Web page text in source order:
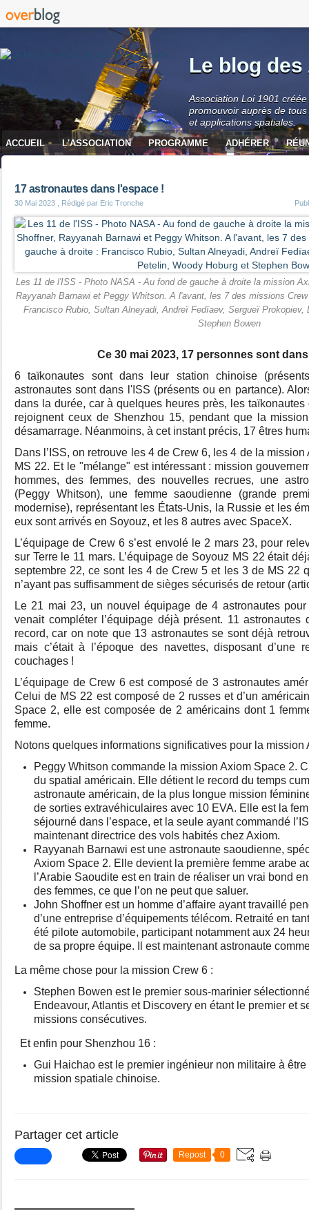
Le blog
Association Loi 1901
promouvoir auprès de
et applications spatiales.
ACCUEIL L'ASSOCIATION PROGRAMME ADHÉRER
17 astronautes dans l'espace !
30 Mai 2023 , Rédigé par Eric Tronche
Les 11 de l'ISS - Photo NASA - Au fond de gauche à droite la mission
Rayyanah Barnawi et Peggy Whitson. A l'avant, les 7 des missions
Francisco Rubio, Sultan Alneyadi, Andreï Fedïaev, Sergueï Prokopiev,
Stephen Bowen
Ce 30 mai 2023, 17 personnes sont
6 taïkonautes sont dans leur station chinoise
astronautes sont dans l'ISS (présents ou en partance).
dans la durée, car à quelques heures près, les
rejoignent ceux de Shenzhou 15, pendant que la
désamarrage. Néanmoins, à cet instant précis, 17 êtres
Dans l’ISS, on retrouve les 4 de Crew 6, les 4 de la
MS 22. Et le "mélange" est intéressant : mission
hommes, des femmes, des nouvelles recrues, une
(Peggy Whitson), une femme saoudienne (grande
modernise), représentant les États-Unis, la Russie et les
eux sont arrivés en Soyouz, et les 8 autres avec SpaceX.
L’équipage de Crew 6 s’est envolé le 2 mars 23, pour
sur Terre le 11 mars. L’équipage de Soyouz MS 22 était
septembre 22, ce sont les 4 de Crew 5 et les 3 de MS 22
n’ayant pas suffisamment de sièges sécurisés de retour
Le 21 mai 23, un nouvel équipage de 4 astronautes
venait compléter l’équipage déjà présent. 11 astronautes
record, car on note que 13 astronautes se sont déjà
mais c’était à l’époque des navettes, disposant d’une
couchages !
L’équipage de Crew 6 est composé de 3 astronautes
Celui de MS 22 est composé de 2 russes et d’un
Space 2, elle est composée de 2 américains dont 1
femme.
Notons quelques informations significatives pour la mission
Peggy Whitson commande la mission Axiom Space 2.
du spatial américain. Elle détient le record du temps
astronaute américain, de la plus longue mission
de sorties extravéhiculaires avec 10 EVA. Elle est la
séjourné dans l’espace, et la seule ayant commandé
maintenant directrice des vols habités chez Axiom.
Rayyanah Barnawi est une astronaute saoudienne,
Axiom Space 2. Elle devient la première femme arabe
l’Arabie Saoudite est en train de réaliser un vrai bond
des femmes, ce que l’on ne peut que saluer.
John Shoffner est un homme d’affaire ayant travaillé
d’une entreprise d’équipements télécom. Retraité en
été pilote automobile, participant notamment aux 24
de sa propre équipe. Il est maintenant astronaute
La même chose pour la mission Crew 6 :
Stephen Bowen est le premier sous-marinier
Endeavour, Atlantis et Discovery en étant le premier et
missions consécutives.
Et enfin pour Shenzhou 16 :
Gui Haichao est le premier ingénieur non militaire à
mission spatiale chinoise.
Partager cet article
Repost 0